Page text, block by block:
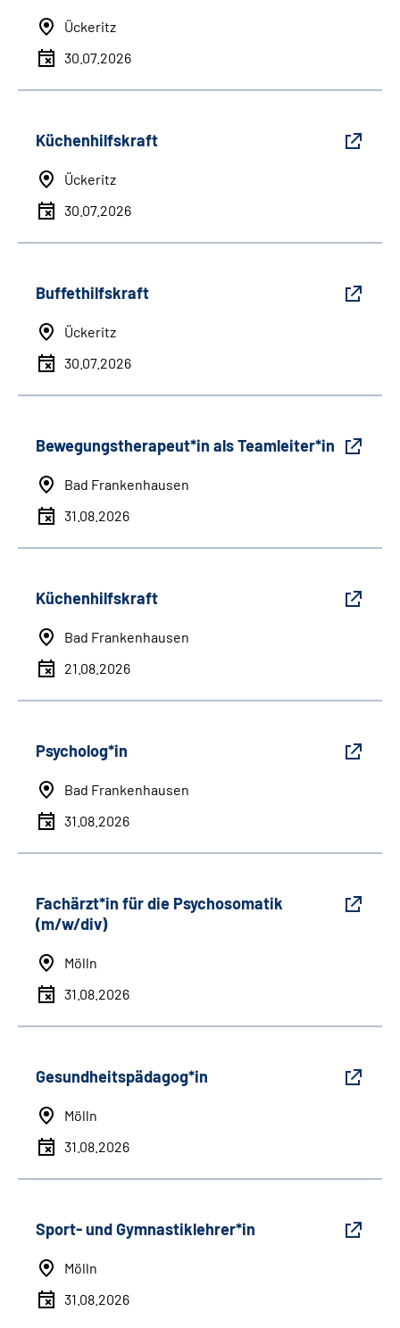
Ückeritz
30.07.2026
Küchenhilfskraft
Ückeritz
30.07.2026
Buffethilfskraft
Ückeritz
30.07.2026
Bewegungstherapeut*in als Teamleiter*in
Bad Frankenhausen
31.08.2026
Küchenhilfskraft
Bad Frankenhausen
21.08.2026
Psycholog*in
Bad Frankenhausen
31.08.2026
Fachärzt*in für die Psychosomatik
(m/w/div)
Mölln
31.08.2026
Gesundheitspädagog*in
Mölln
31.08.2026
Sport- und Gymnastiklehrer*in
Mölln
31.08.2026